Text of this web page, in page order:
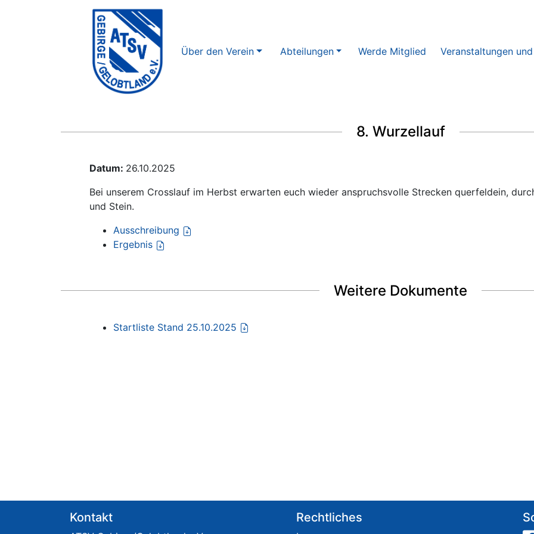
Über den Verein Abteilungen Werde Mitglied Veranstaltungen
8. Wurzellauf
Datum: 26.10.2025
Bei unserem Crosslauf im Herbst erwarten euch wieder anspruchsvolle Strecken querfeldein,
und Stein.
Ausschreibung
Ergebnis
Weitere Dokumente
Startliste Stand 25.10.2025
Kontakt Rechtliches